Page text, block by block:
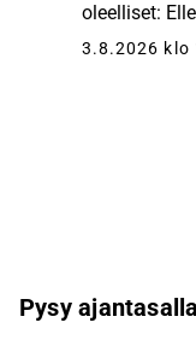
oleelliset:
3.8.2026 klo
Pysy